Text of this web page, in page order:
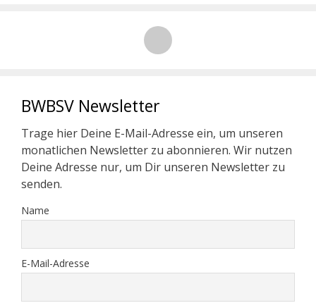
BWBSV Newsletter
Trage hier Deine E-Mail-Adresse ein, um unseren
monatlichen Newsletter zu abonnieren. Wir nutzen
Deine Adresse nur, um Dir unseren Newsletter zu
senden.
Name
E-Mail-Adresse